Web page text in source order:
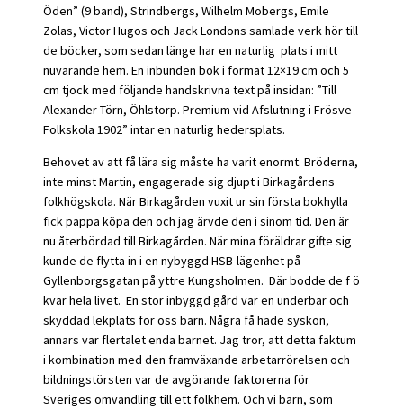
Öden” (9 band), Strindbergs, Wilhelm Mobergs, Emile
Zolas, Victor Hugos och Jack Londons samlade verk hör till
de böcker, som sedan länge har en naturlig plats i mitt
nuvarande hem. En inbunden bok i format 12×19 cm och 5
cm tjock med följande handskrivna text på insidan: ”Till
Alexander Törn, Öhlstorp. Premium vid Afslutning i Frösve
Folkskola 1902” intar en naturlig hedersplats.
Behovet av att få lära sig måste ha varit enormt. Bröderna,
inte minst Martin, engagerade sig djupt i Birkagårdens
folkhögskola. När Birkagården vuxit ur sin första bokhylla
fick pappa köpa den och jag ärvde den i sinom tid. Den är
nu återbördad till Birkagården. När mina föräldrar gifte sig
kunde de flytta in i en nybyggd HSB-lägenhet på
Gyllenborgsgatan på yttre Kungsholmen. Där bodde de f ö
kvar hela livet. En stor inbyggd gård var en underbar och
skyddad lekplats för oss barn. Några få hade syskon,
annars var flertalet enda barnet. Jag tror, att detta faktum
i kombination med den framväxande arbetarrörelsen och
bildningstörsten var de avgörande faktorerna för
Sveriges omvandling till ett folkhem. Och vi barn, som